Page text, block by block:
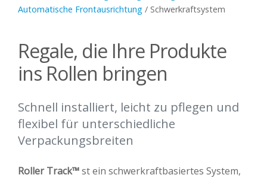
Automatische Frontausrichtung / Schwerkraftsystem
Regale, die Ihre Produkte
ins Rollen bringen
Schnell installiert, leicht zu pflegen und
flexibel für unterschiedliche
Verpackungsbreiten
Roller Track™st ein schwerkraftbasiertes System,